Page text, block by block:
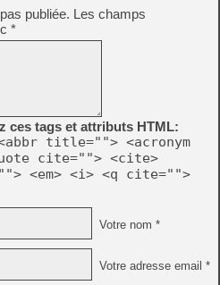
publiée. Les champs
*
ces tags et attributs HTML:
title=""> <acronym
cite=""> <cite>
<em> <i> <q cite="">
Votre nom *
Votre adresse email *